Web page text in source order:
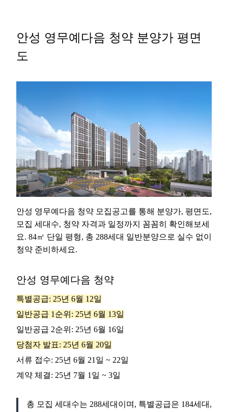
content안성 영무예다음 청약 분양가 평면
도
안성 영무예다음 청약 모집공고를 통해 분양가, 평면도,
모집 세대수, 청약 자격과 일정까지 꼼꼼히 확인해보세
요. 84㎡ 단일 평형, 총 288세대 일반분양으로 실수 없이
청약 준비하세요.
안성 영무예다음 청약
특별공급: 25년 6월 12일
일반공급 1순위: 25년 6월 13일
일반공급 2순위: 25년 6월 16일
당첨자 발표: 25년 6월 20일
서류 접수: 25년 6월 21일 ~ 22일
계약 체결: 25년 7월 1일 ~ 3일
총 모집 세대수는 288세대이며, 특별공급은 184세대,